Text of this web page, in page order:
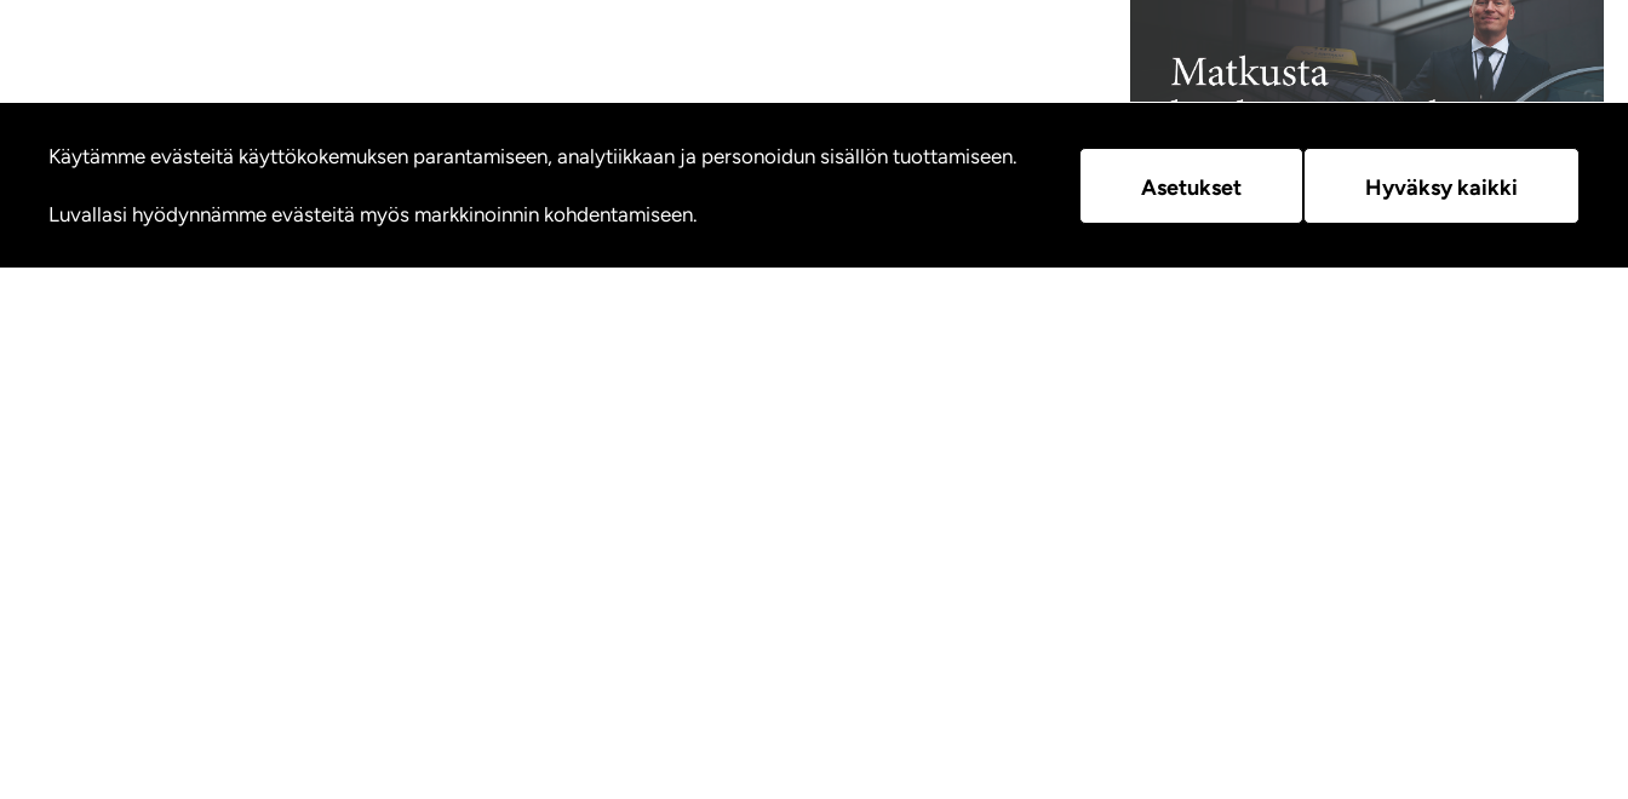
Käytämme evästeitä käyttökokemuksen parantamiseen, analytiikkaan ja personoidun sisällön tuottamiseen.
Luvallasi hyödynnämme evästeitä myös markkinoinnin kohdentamiseen.
Asetukset Hyväksy kaikki